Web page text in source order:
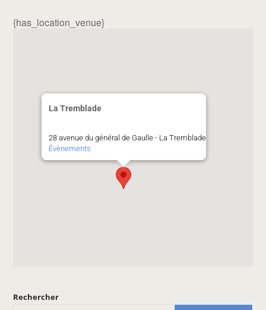
{has_location_venue}
La Tremblade
28 avenue du général de Gaulle - La Tremblade
Évènements
Rechercher